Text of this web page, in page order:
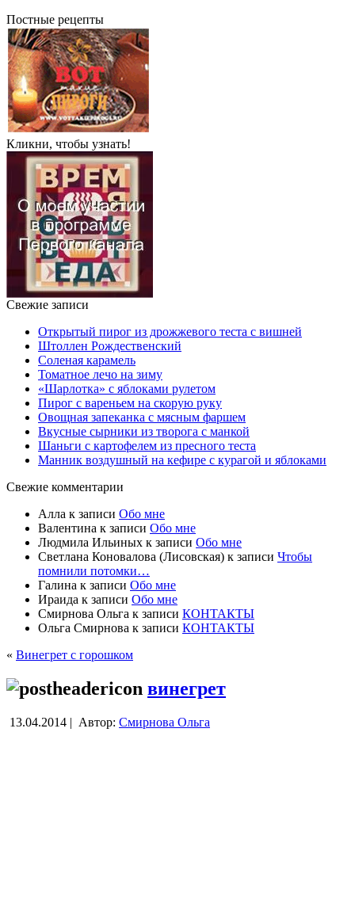
Постные рецепты
Кликни, чтобы узнать!
Свежие записи
Открытый пирог из дрожжевого теста с вишней
Штоллен Рождественский
Соленая карамель
Томатное лечо на зиму
«Шарлотка» с яблоками рулетом
Пирог с вареньем на скорую руку
Овощная запеканка с мясным фаршем
Вкусные сырники из творога с манкой
Шаньги с картофелем из пресного теста
Манник воздушный на кефире с курагой и яблоками
Свежие комментарии
Алла к записи Обо мне
Валентина к записи Обо мне
Людмила Ильиных к записи Обо мне
Светлана Коновалова (Лисовская) к записи Чтобы
помнили потомки…
Галина к записи Обо мне
Ираида к записи Обо мне
Смирнова Ольга к записи КОНТАКТЫ
Ольга Смирнова к записи КОНТАКТЫ
« Винегрет с горошком
винегрет
13.04.2014 | Автор: Смирнова Ольга